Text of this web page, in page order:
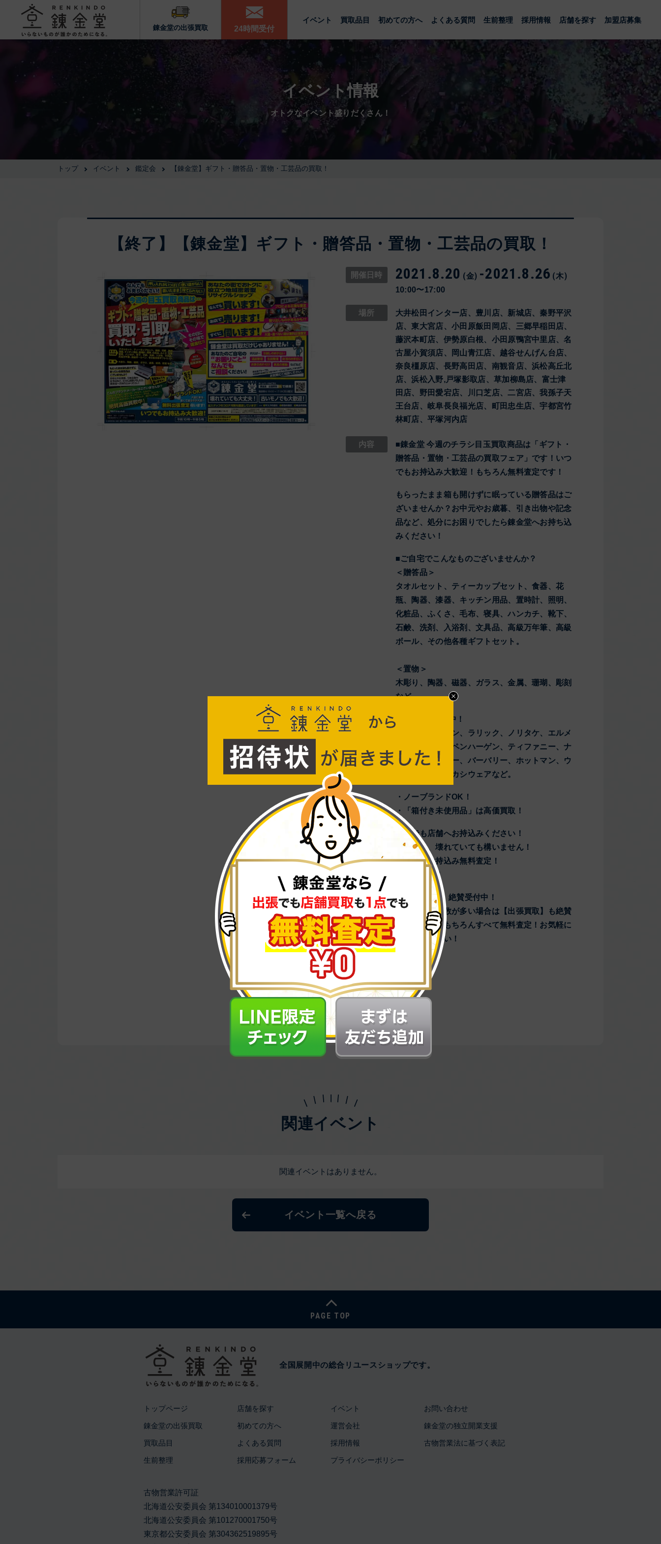
錬金堂の出張買取 24時間受付
イベント 買取品目 初めての方へ よくある質問 生前整理 採用情報 店舗を探す 加盟店募集
イベント情報
オトクなイベント盛りだくさん！
トップ イベント 鑑定会 【錬金堂】ギフト・贈答品・置物・工芸品の買取！
【終了】【錬金堂】ギフト・贈答品・置物・工芸品の買取！
開催日時 2021.8.20 (金) -2021.8.26 (木)
10:00〜17:00
場所
大井松田インター店、豊川店、新城店、秦野平沢
店、東大宮店、小田原飯田岡店、三郷早稲田店、
藤沢本町店、伊勢原白根、小田原鴨宮中里店、名
古屋小賀須店、岡山青江店、越谷せんげん台店、
奈良橿原店、長野高田店、南観音店、浜松高丘北
店、浜松入野,戸塚影取店、草加柳島店、富士津
田店、野田愛宕店、川口芝店、二宮店、我孫子天
王台店、岐阜長良福光店、町田忠生店、宇都宮竹
林町店、平塚河内店
内容
■錬金堂 今週のチラシ目玉買取商品は「ギフト・
贈答品・置物・工芸品の買取フェア」です！いつ
でもお持込み大歓迎！もちろん無料査定です！
もらったまま箱も開けずに眠っている贈答品はご
ざいませんか？お中元やお歳暮、引き出物や記念
品など、処分にお困りでしたら錬金堂へお持ち込
みください！
■ご自宅でこんなものございませんか？
＜贈答品＞
タオルセット、ティーカップセット、食器、花
瓶、陶器、漆器、キッチン用品、置時計、照明、
化粧品、ふくさ、毛布、寝具、ハンカチ、靴下、
石鹸、洗剤、入浴剤、文具品、高級万年筆、高級
ボール、その他各種ギフトセット。
＜置物＞
木彫り、陶器、磁器、ガラス、金属、珊瑚、彫刻
など。
■絶賛高価買取中！
バカラ、マイセン、ラリック、ノリタケ、エルメ
ス、ロイヤルコペンハーゲン、ティファニー、ナ
ルミ、フェイラー、バーバリー、ホットマン、ウ
ェッジウッド、カシウェアなど。
・ノーブランドOK！
・「箱付き未使用品」は高価買取！
いつでも店舗へお持込みください！
古くても、壊れていても構いません！
もちろんお持込み無料査定！
駐車場完備！
■【出張買取】絶賛受付中！
大型のモノや数が多い場合は【出張買取】も絶賛
受付中です！もちろんすべて無料査定！お気軽に
お電話ください！
関連イベント
関連イベントはありません。
イベント一覧へ戻る
PAGE TOP
全国展開中の総合リユースショップです。
トップページ
錬金堂の出張買取
買取品目
生前整理
店舗を探す
初めての方へ
よくある質問
採用応募フォーム
イベント
運営会社
採用情報
プライバシーポリシー
お問い合わせ
錬金堂の独立開業支援
古物営業法に基づく表記
古物営業許可証
北海道公安委員会 第134010001379号
北海道公安委員会 第101270001750号
東京都公安委員会 第304362519895号